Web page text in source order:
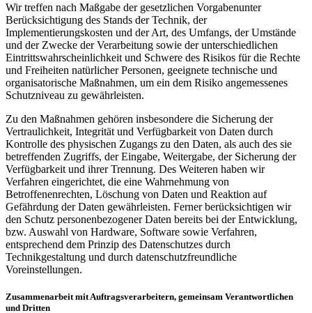
Wir treffen nach Maßgabe der gesetzlichen Vorgabenunter
Berücksichtigung des Stands der Technik, der
Implementierungskosten und der Art, des Umfangs, der Umstände
und der Zwecke der Verarbeitung sowie der unterschiedlichen
Eintrittswahrscheinlichkeit und Schwere des Risikos für die Rechte
und Freiheiten natürlicher Personen, geeignete technische und
organisatorische Maßnahmen, um ein dem Risiko angemessenes
Schutzniveau zu gewährleisten.
Zu den Maßnahmen gehören insbesondere die Sicherung der
Vertraulichkeit, Integrität und Verfügbarkeit von Daten durch
Kontrolle des physischen Zugangs zu den Daten, als auch des sie
betreffenden Zugriffs, der Eingabe, Weitergabe, der Sicherung der
Verfügbarkeit und ihrer Trennung. Des Weiteren haben wir
Verfahren eingerichtet, die eine Wahrnehmung von
Betroffenenrechten, Löschung von Daten und Reaktion auf
Gefährdung der Daten gewährleisten. Ferner berücksichtigen wir
den Schutz personenbezogener Daten bereits bei der Entwicklung,
bzw. Auswahl von Hardware, Software sowie Verfahren,
entsprechend dem Prinzip des Datenschutzes durch
Technikgestaltung und durch datenschutzfreundliche
Voreinstellungen.
Zusammenarbeit mit Auftragsverarbeitern, gemeinsam Verantwortlichen
und Dritten